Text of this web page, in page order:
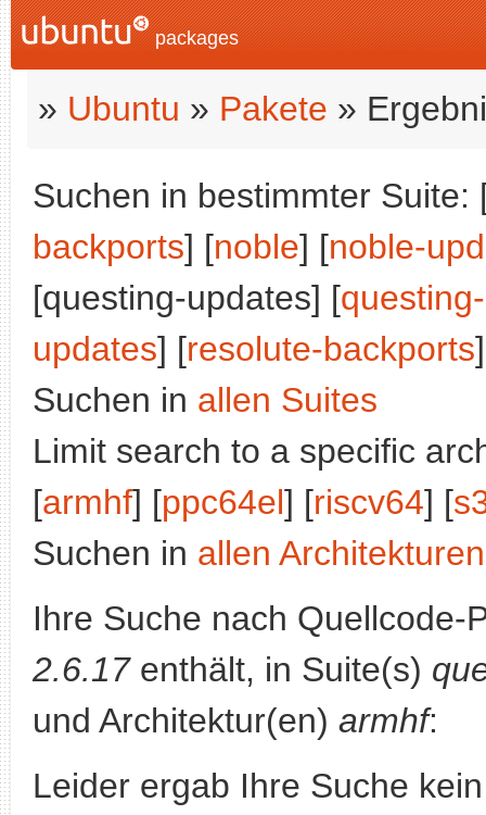
packages
» Ubuntu » Pakete »
Suchen in bestimmter Suite:
backports] [noble] [noble-
[questing-updates] [
updates] [resolute-backports
Suchen in allen Suites
Limit search to a specific
[armhf] [ppc64el] [riscv64] [
Suchen in allen Architekturen
Ihre Suche nach
2.6.17enthält, in Suite(s)
und Architektur(en) armhf:
Leider ergab Ihre Suche